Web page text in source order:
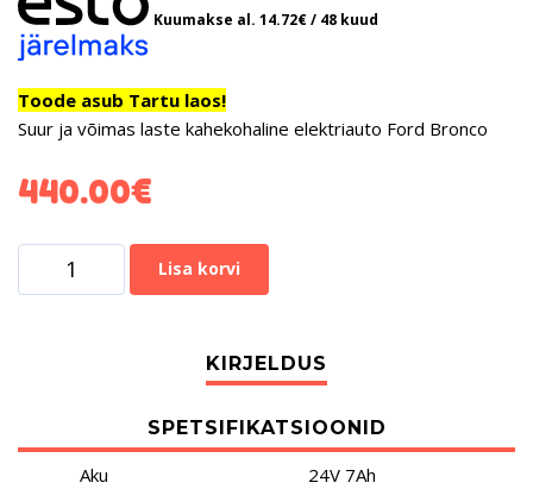
Kuumakse al. 14.72€/ 48 kuud
Toode asub Tartu laos!
Suur ja võimas laste kahekohaline elektriauto Ford Bronco
440.00€
Lisa korvi
SPETSIFIKATSIOONID
Aku
24V 7Ah